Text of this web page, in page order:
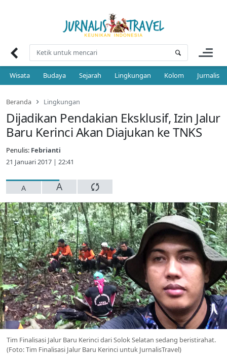
Wisata Budaya Sejarah Lingkungan Kolom Jurnalis
Beranda Lingkungan
Dijadikan Pendakian Eksklusif, Izin Jalur
Baru Kerinci Akan Diajukan ke TNKS
Penulis: Febrianti
21 Januari 2017 | 22:41
A A
Tim Finalisasi Jalur Baru Kerinci dari Solok Selatan sedang beristirahat.
(Foto: Tim Finalisasi Jalur Baru Kerinci untuk JurnalisTravel)